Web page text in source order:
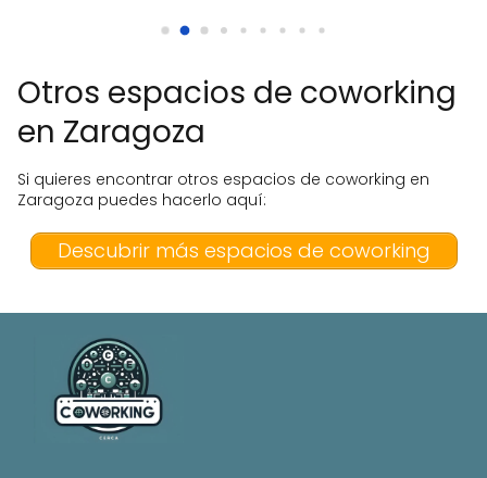
Otros espacios de coworking
en Zaragoza
Si quieres encontrar otros espacios de coworking en
Zaragoza puedes hacerlo aquí:
Descubrir más espacios de coworking